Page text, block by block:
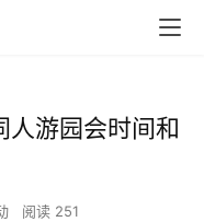
人游园会时间和
阅读 251